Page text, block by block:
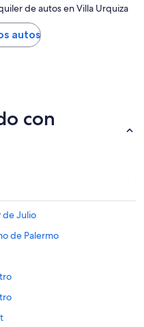
de autos en Villa Urquiza
autos
con
de Julio
de Palermo